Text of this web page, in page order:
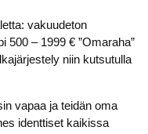
vakuudeton
500 – 1999 € ”Omaraha”
niin kutsutulla
vapaa ja teidän oma
identtiset kaikissa